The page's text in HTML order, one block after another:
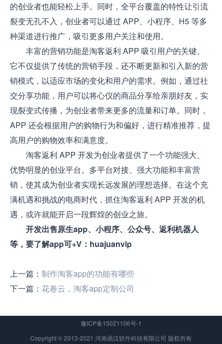
的创业者也能轻松上手。同时，全平台覆盖的特性让引流
裂变无孔不入，创业者可以通过 APP、小程序、H5 等多
种渠道进行推广，吸引更多用户关注和使用。
丰富的营销功能是淘客返利 APP 吸引用户的关键。
它不仅提供了传统的营销手段，还不断更新和引入新的营
销模式，以适应市场的变化和用户的需求。例如，通过社
交分享功能，用户可以将心仪的商品分享给亲朋好友，实
现裂变式传播，为创业者带来更多的流量和订单。同时，
APP 还会根据用户的购物行为和偏好，进行精准推荐，提
高用户的购物效率和满意度。
淘客返利 APP 开发为创业者提供了一个功能强大、
优势明显的创业平台。多平台对接、强大功能和丰富营
销，使其成为创业者实现长远发展的理想选择。在这个充
满机遇和挑战的电商时代，抓住淘客返利 APP 开发的机
遇，或许就能开启一段辉煌的创业之旅。
开发出售原生app、小程序、公众号、返利机器人
等，要了解app可+V：huajuanvip
上一篇： 制作淘客app的功能有哪些
下一篇： 花卷云，淘客app定制公司
豫ICP备15021106号-1
Copyright © 2013-2021 河南鼎汉软件科技有限公司 版权所有